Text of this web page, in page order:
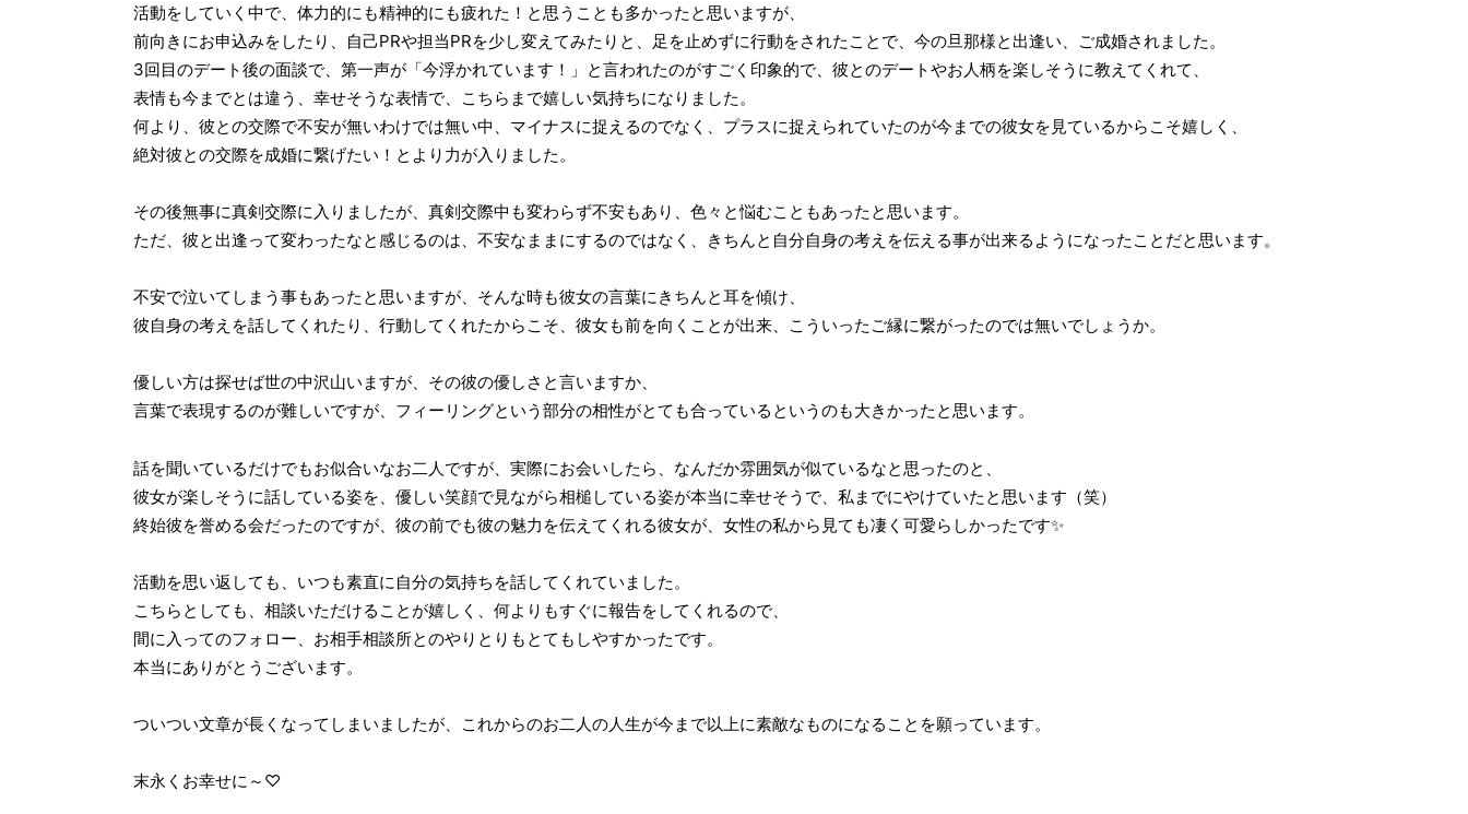
活動をしていく中で、体力的にも精神的にも疲れた！と思うことも多かったと思いますが、
前向きにお申込みをしたり、自己PRや担当PRを少し変えてみたりと、足を止めずに行動をされたことで、今の旦那様と出逢い、ご成婚されました。
3回目のデート後の面談で、第一声が「今浮かれています！」と言われたのがすごく印象的で、彼とのデートやお人柄を楽しそうに教えてくれて、
表情も今までとは違う、幸せそうな表情で、こちらまで嬉しい気持ちになりました。
何より、彼との交際で不安が無いわけでは無い中、マイナスに捉えるのでなく、プラスに捉えられていたのが今までの彼女を見ているからこそ嬉しく、
絶対彼との交際を成婚に繋げたい！とより力が入りました。
その後無事に真剣交際に入りましたが、真剣交際中も変わらず不安もあり、色々と悩むこともあったと思います。
ただ、彼と出逢って変わったなと感じるのは、不安なままにするのではなく、きちんと自分自身の考えを伝える事が出来るようになったことだと思います。
不安で泣いてしまう事もあったと思いますが、そんな時も彼女の言葉にきちんと耳を傾け、
彼自身の考えを話してくれたり、行動してくれたからこそ、彼女も前を向くことが出来、こういったご縁に繋がったのでは無いでしょうか。
優しい方は探せば世の中沢山いますが、その彼の優しさと言いますか、
言葉で表現するのが難しいですが、フィーリングという部分の相性がとても合っているというのも大きかったと思います。
話を聞いているだけでもお似合いなお二人ですが、実際にお会いしたら、なんだか雰囲気が似ているなと思ったのと、
彼女が楽しそうに話している姿を、優しい笑顔で見ながら相槌している姿が本当に幸せそうで、私までにやけていたと思います（笑）
終始彼を誉める会だったのですが、彼の前でも彼の魅力を伝えてくれる彼女が、女性の私から見ても凄く可愛らしかったです✨
活動を思い返しても、いつも素直に自分の気持ちを話してくれていました。
こちらとしても、相談いただけることが嬉しく、何よりもすぐに報告をしてくれるので、
間に入ってのフォロー、お相手相談所とのやりとりもとてもしやすかったです。
本当にありがとうございます。
ついつい文章が長くなってしまいましたが、これからのお二人の人生が今まで以上に素敵なものになることを願っています。
末永くお幸せに～♡